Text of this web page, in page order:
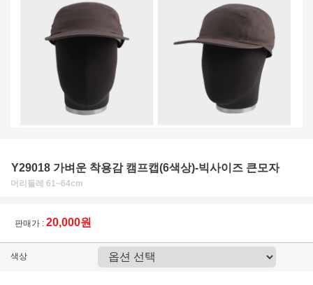
Y29018 가벼운 착용감 캠프캡(6색상)-빅사이즈 큰모자
머리둘레 61~64cm
판매가 : 20,000원
색상